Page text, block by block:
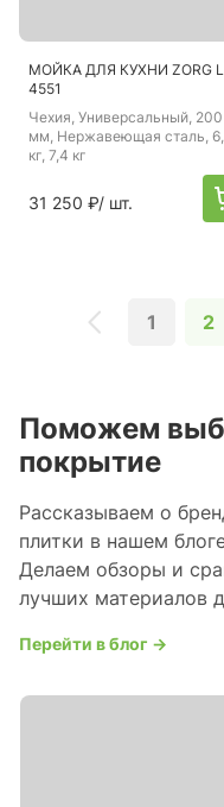
МОЙКА ДЛЯ КУХНИ ZORG
4551
Чехия, Универсальный, 200
мм, Нержавеющая сталь,
кг, 7,4 кг
31 250 ₽/ шт.
1 2
Поможем
покрытие
Рассказываем о
плитки в нашем
Делаем обзоры и
лучших материалов
Перейти в блог →